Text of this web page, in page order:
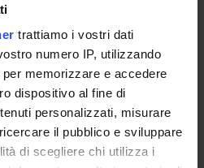
trattiamo i vostri dati
numero IP, utilizzando
memorizzare e accedere
dispositivo al fine di
personalizzati, misurare
il pubblico e sviluppare
di scegliere chi utilizza i
de la Mediterranee
Université de la Méditerranée -